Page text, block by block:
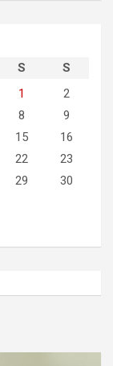
S
S
1
2
8
9
15
16
22
23
29
30